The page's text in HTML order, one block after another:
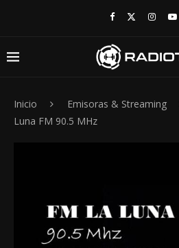
Inicio Emisoras & Streaming
Luna FM 90.5 MHz